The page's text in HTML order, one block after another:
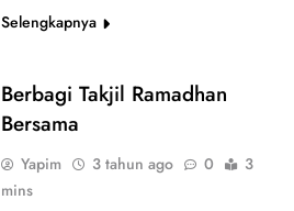
Selengkapnya
Berbagi Takjil Ramadhan
Bersama
Yapim 3 tahun ago 0
3
mins